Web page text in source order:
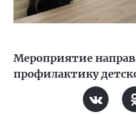
Мероприятие
профилактику